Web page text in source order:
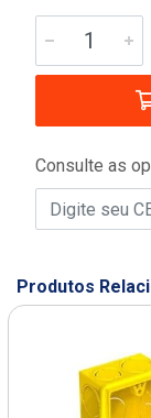
Consulte as
Produtos